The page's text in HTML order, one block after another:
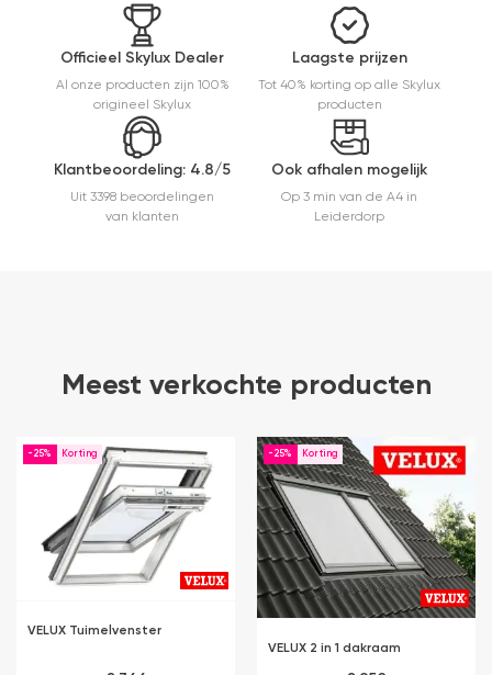
mooie
afwerking
en
eenvoudig
te
monteren.
Een prima
ervaring.
Officieel Skylux Dealer
Al onze producten zijn 100%
origineel Skylux
Laagste prijzen
Tot 40% korting op alle Skylux
producten
Klantbeoordeling: 4.8/5
Uit 3398 beoordelingen
van klanten
Ook afhalen mogelijk
Op 3 min van de A4 in
Leiderdorp
Meest verkochte producten
-25%
VELUX Tuimelvenster
-25%
VELUX 2 in 1 dakraam